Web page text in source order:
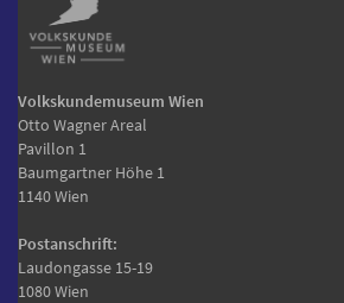
Volkskundemuseum Wien
Otto Wagner Areal
Pavillon 1
Baumgartner Höhe 1
1140 Wien
Postanschrift:
Laudongasse 15-19
1080 Wien